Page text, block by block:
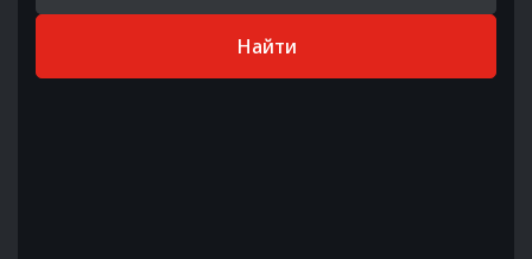
Найти